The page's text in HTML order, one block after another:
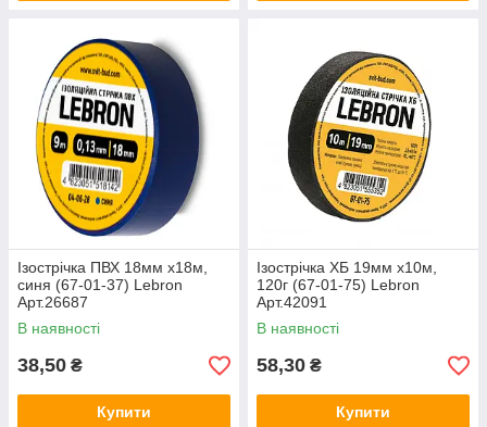
Ізострічка ПВХ 18мм х18м,
синя (67-01-37) Lebron
Арт.26687
В наявності
38,50 ₴
Купити
Ізострічка ХБ 19мм х10м,
120г (67-01-75) Lebron
Арт.42091
В наявності
58,30 ₴
Купити